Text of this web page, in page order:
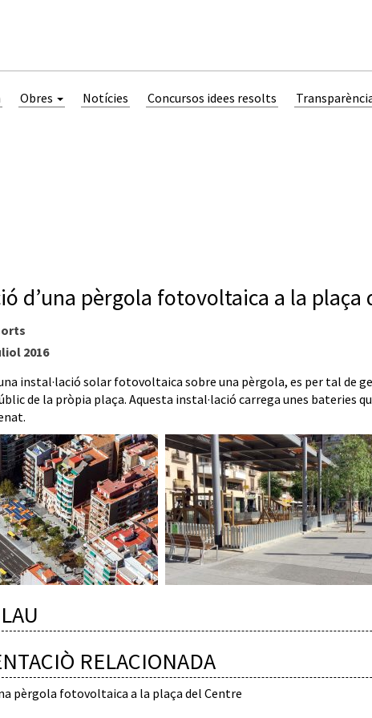
Obres Notícies Concursos idees resolts
d’una pèrgola fotovoltaica a la plaça
2016
instal·lació solar fotovoltaica sobre una pèrgola, es per tal de
de la pròpia plaça. Aquesta instal·lació carrega unes bateries
RELACIONADA
pèrgola fotovoltaica a la plaça del Centre